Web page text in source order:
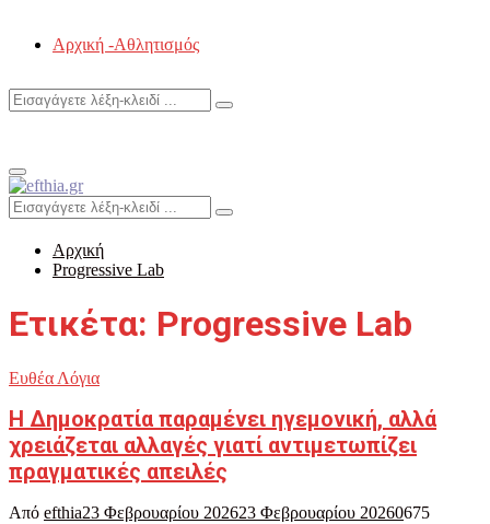
Αρχική -Αθλητισμός
Search
Search
Primary
Menu
Search
for:
Search
Αρχική
Progressive Lab
Ετικέτα: Progressive Lab
Ευθέα Λόγια
Η Δημοκρατία παραμένει ηγεμονική, αλλά
χρειάζεται αλλαγές γιατί αντιμετωπίζει
πραγματικές απειλές
Από efthia23 Φεβρουαρίου 202623 Φεβρουαρίου 20260675